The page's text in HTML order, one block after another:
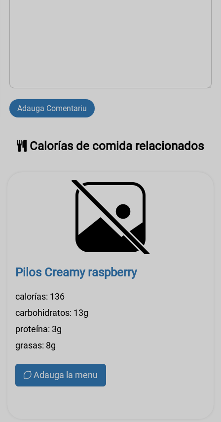
Adauga Comentariu
Calorías de comida relacionados
Pilos Creamy raspberry
calorías: 136
carbohidratos: 13g
proteína: 3g
grasas: 8g
Adauga la menu